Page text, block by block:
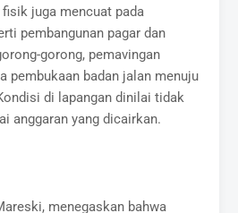
juga mencuat pada
pembangunan pagar dan
gorong, pemavingan
pembukaan badan jalan menuju
di lapangan dinilai tidak
anggaran yang dicairkan.
menegaskan bahwa